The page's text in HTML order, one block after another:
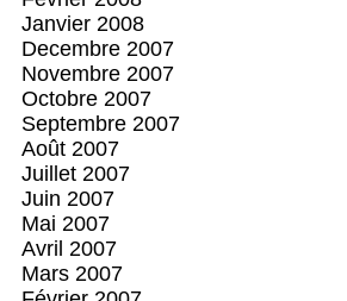
Janvier 2008
Decembre 2007
Novembre 2007
Octobre 2007
Septembre 2007
Août 2007
Juillet 2007
Juin 2007
Mai 2007
Avril 2007
Mars 2007